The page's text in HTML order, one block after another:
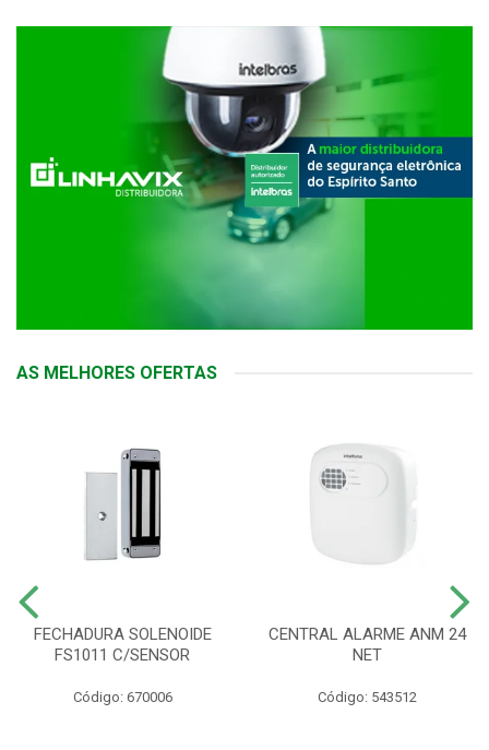
AS MELHORES OFERTAS
FECHADURA SOLENOIDE
FS1011 C/SENSOR
Código: 670006
CENTRAL ALARME ANM 24
NET
Código: 543512